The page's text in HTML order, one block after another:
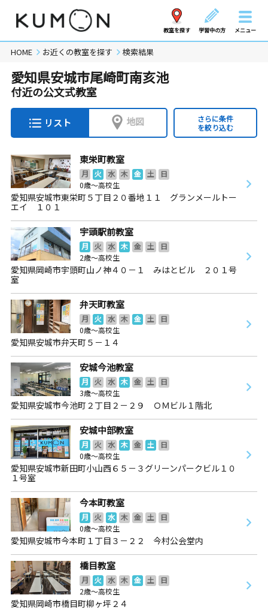
教室を探す 学習中の方 メニュー
HOME お近くの教室を探す 検索結果
愛知県安城市尾崎町南亥池
付近の公文式教室
リスト 地図
さらに条件
を絞り込む
東栄町教室
月 火 水 木 金 土
日
0歳～高校生
愛知県安城市東栄町５丁目２０番地１１ グランメールトー
エイ １０１
宇頭駅前教室
月 火 水 木 金 土
日
2歳～高校生
愛知県岡崎市宇頭町山ノ神４０－１ みはとビル ２０１号
室
弁天町教室
月 火 水 木 金 土
日
0歳～高校生
愛知県安城市弁天町５－１４
安城今池教室
月 火 水 木 金 土
日
3歳～高校生
愛知県安城市今池町２丁目２－２９ ＯＭビル１階北
安城中部教室
月 火 水 木 金 土
日
0歳～高校生
愛知県安城市新田町小山西６５－３グリーンパークビル１０
１号室
今本町教室
月 火 水 木 金 土
日
0歳～高校生
愛知県安城市今本町１丁目３－２２ 今村公会堂内
橋目教室
月 火 水 木 金 土
日
2歳～高校生
愛知県岡崎市橋目町柳ヶ坪２４